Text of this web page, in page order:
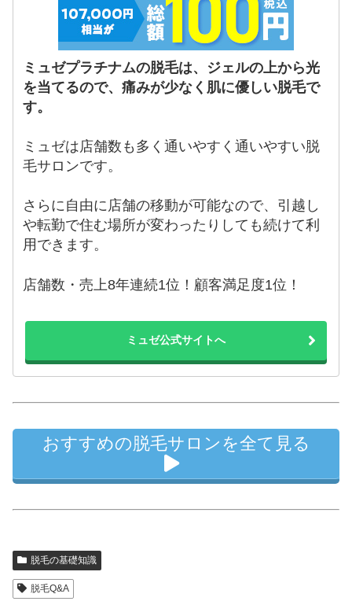
ミュゼプラチナムの脱毛は、ジェルの上から光
を当てるので、痛みが少なく肌に優しい脱毛で
す。
ミュゼは店舗数も多く通いやすく通いやすい脱
毛サロンです。
さらに自由に店舗の移動が可能なので、引越し
や転勤で住む場所が変わったりしても続けて利
用できます。
店舗数・売上8年連続1位！顧客満足度1位！
ミュゼ公式サイトへ
おすすめの脱毛サロンを全て見る
脱毛の基礎知識
脱毛Q&A